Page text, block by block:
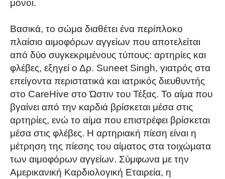
μόνοι.
Βασικά, το σώμα διαθέτει ένα περίπλοκο
πλαίσιο αιμοφόρων αγγείων που αποτελείται
από δύο συγκεκριμένους τύπους: αρτηρίες και
φλέβες, εξηγεί ο Δρ. Suneet Singh, γιατρός στα
επείγοντα περιστατικά και ιατρικός διευθυντής
στο CareHive στο Ώστιν του Τέξας. Το αίμα που
βγαίνει από την καρδιά βρίσκεται μέσα στις
αρτηρίες, ενώ το αίμα που επιστρέφει βρίσκεται
μέσα στις φλέβες. Η αρτηριακή πίεση είναι η
μέτρηση της πίεσης του αίματος στα τοιχώματα
των αιμοφόρων αγγείων. Σύμφωνα με την
Αμερικανική Καρδιολογική Εταιρεία, η